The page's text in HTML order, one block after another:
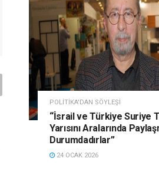
POLITIKA'DAN SÖYLEŞI
“İsrail ve Türkiye Suriye
Yarısını Aralarında
Durumdadırlar”
24 OCAK 2026